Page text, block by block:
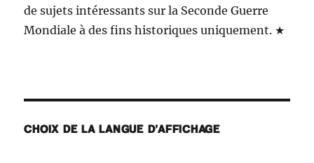
de sujets intéressants sur la Seconde Guerre
Mondiale à des fins historiques uniquement. ★
CHOIX DE LA LANGUE D’AFFICHAGE